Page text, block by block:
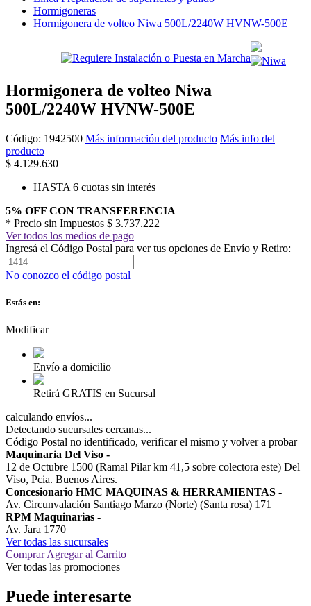
Hormigoneras
Hormigonera de volteo Niwa 500L/2240W HVNW-500E
Hormigonera de volteo Niwa
500L/2240W HVNW-500E
Código: 1942500 Más información del producto Más info del
producto
$ 4.129.630
HASTA 6 cuotas sin interés
5% OFF CON TRANSFERENCIA
* Precio sin Impuestos $ 3.737.222
Ver todos los medios de pago
Ingresá el Código Postal para ver tus opciones de Envío y Retiro:
No conozco el código postal
Estás en:
Modificar
Envío a domicilio
Retirá GRATIS en Sucursal
calculando envíos...
Detectando sucursales cercanas...
Código Postal no identificado, verificar el mismo y volver a probar
Maquinaria Del Viso -
12 de Octubre 1500 (Ramal Pilar km 41,5 sobre colectora este) Del
Viso, Pcia. Buenos Aires.
Concesionario HMC MAQUINAS & HERRAMIENTAS -
Av. Circunvalación Santiago Marzo (Norte) (Santa rosa) 171
RPM Maquinarias -
Av. Jara 1770
Ver todas las sucursales
Comprar Agregar al Carrito
Ver todas las promociones
Puede interesarte